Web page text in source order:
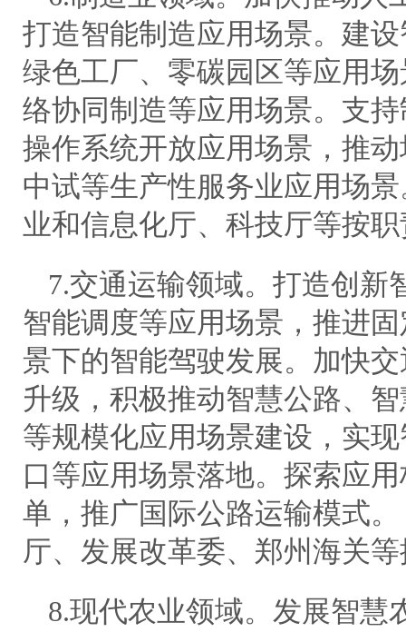
打造智能制造应用场景。建
绿色工厂、零碳园区等应用
络协同制造等应用场景。支
操作系统开放应用场景，推
中试等生产性服务业应用场
业和信息化厅、科技厅等按
7.交通运输领域。打造创新
智能调度等应用场景，推进
景下的智能驾驶发展。加快
升级，积极推动智慧公路、
等规模化应用场景建设，实
口等应用场景落地。探索应
单，推广国际公路运输模式
厅、发展改革委、郑州海关
8.现代农业领域。发展智慧